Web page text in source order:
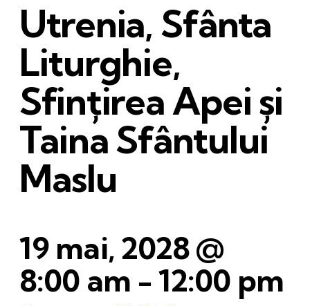
Utrenia, Sfânta
Liturghie,
Sfințirea Apei și
Taina Sfântului
Maslu
19 mai, 2028 @
8:00 am -12:00 pm